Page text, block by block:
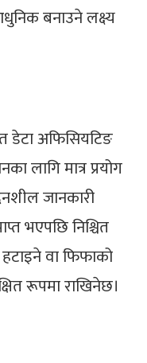
बनाउने लक्ष्य
डेटा अफिसियटिङ
लागि मात्र प्रयोग
जानकारी
भएपछि निश्चित
वा फिफाको
रूपमा राखिनेछ।